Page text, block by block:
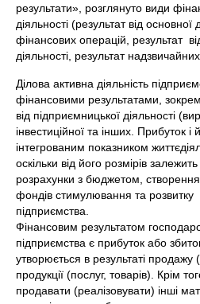
результати», розглянуто види
діяльності (результат від основної
фінансових операцій, результат
діяльності, результат
Ділова активна діяльність
фінансовими результатами,
від підприємницької діяльності
інвестиційної та інших. Прибуток
інтегрованим показником
оскільки від його розмірів
розрахунки з бюджетом,
фондів стимулювання та розвитку
Фінансовим результатом
підприємства є прибуток або
утворюється в результаті продажу
продукції (послуг, товарів). Крім
продавати (реалізовувати) інші